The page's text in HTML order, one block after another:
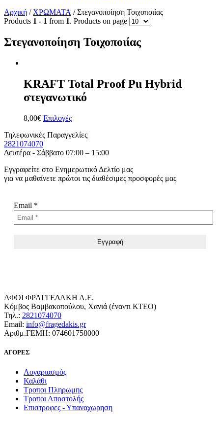
Αρχική / ΧΡΩΜΑΤΑ / Στεγανοποίηση Τοιχοποιίας
Products 1 - 1 from 1. Products on page
Στεγανοποίηση Τοιχοποιίας
KRAFT Total Proof Pu Hybrid
στεγανωτικό
8,00€ Επιλογές
Τηλεφωνικές Παραγγελίες
2821074070
Δευτέρα - Σάββατο 07:00 – 15:00
Εγγραφείτε στο Ενημερωτικό Δελτίο μας
για να μαθαίνετε πρώτοι τις διαθέσιμες προσφορές μας
Email *
ΑΦΟΙ ΦΡΑΓΓΕΔΑΚΗ Α.Ε.
Κόμβος Βαμβακοπούλου, Χανιά (έναντι ΚΤΕΟ)
Τηλ.: 2821074070
Email: info@fragedakis.gr
Αριθμ.ΓΕΜΗ: 074601758000
ΑΓΟΡΕΣ
Λογαριασμός
Καλάθι
Τροποι Πληρωμης
Τροποι Αποστολής
Επιστροφες - Υπαναχωρηση